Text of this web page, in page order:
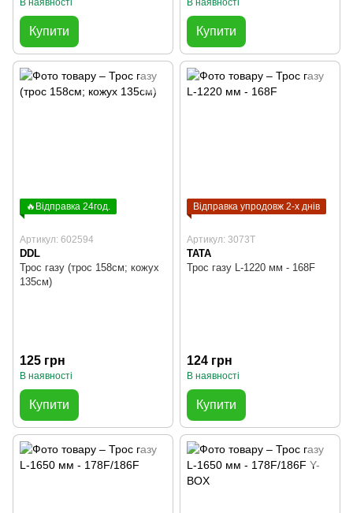
В наявності
Купити
В наявності
Купити
🔥Відправка 24год.
Артикул: 602594
DDL
Трос газу (трос 158см; кожух
135см)
125 грн
В наявності
Купити
Відправка упродовж 2-х днів
Артикул: 3073T
TATA
Трос газу L-1220 мм - 168F
124 грн
В наявності
Купити